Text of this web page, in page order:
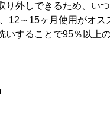
り外しできるため、い
12～15ヶ月使用がオ
いすることで95％以上